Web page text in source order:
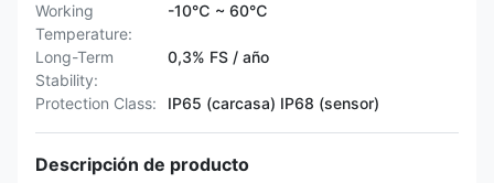
Working
Temperature:
-10℃ ~ 60℃
Long-Term
Stability:
0,3% FS / año
Protection Class: IP65 (carcasa) IP68 (sensor)
Descripción de producto